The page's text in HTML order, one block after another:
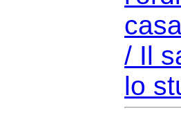
/ Il
lo